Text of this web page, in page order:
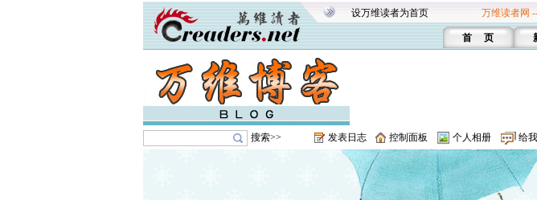
设万维读者为首页 万维读者网
首 页
搜索>> 发表日志 控制面板 个人相册 给